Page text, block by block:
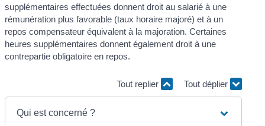
supplémentaires effectuées donnent droit au salarié à une
rémunération plus favorable (taux horaire majoré) et à un
repos compensateur équivalent à la majoration. Certaines
heures supplémentaires donnent également droit à une
contrepartie obligatoire en repos.
Tout replier Tout déplier
Qui est concerné ?